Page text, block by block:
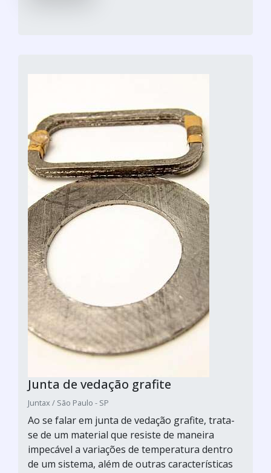
Junta de vedação grafite
Juntax / São Paulo - SP
Ao se falar em junta de vedação grafite, trata-
se de um material que resiste de maneira
impecável a variações de temperatura dentro
de um sistema, além de outras características